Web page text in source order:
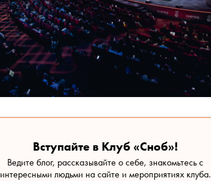
Вступайте в Клуб «Сноб»!
Ведите блог, рассказывайте о себе, знакомьтесь с
интересными людьми на сайте и мероприятиях клуба.